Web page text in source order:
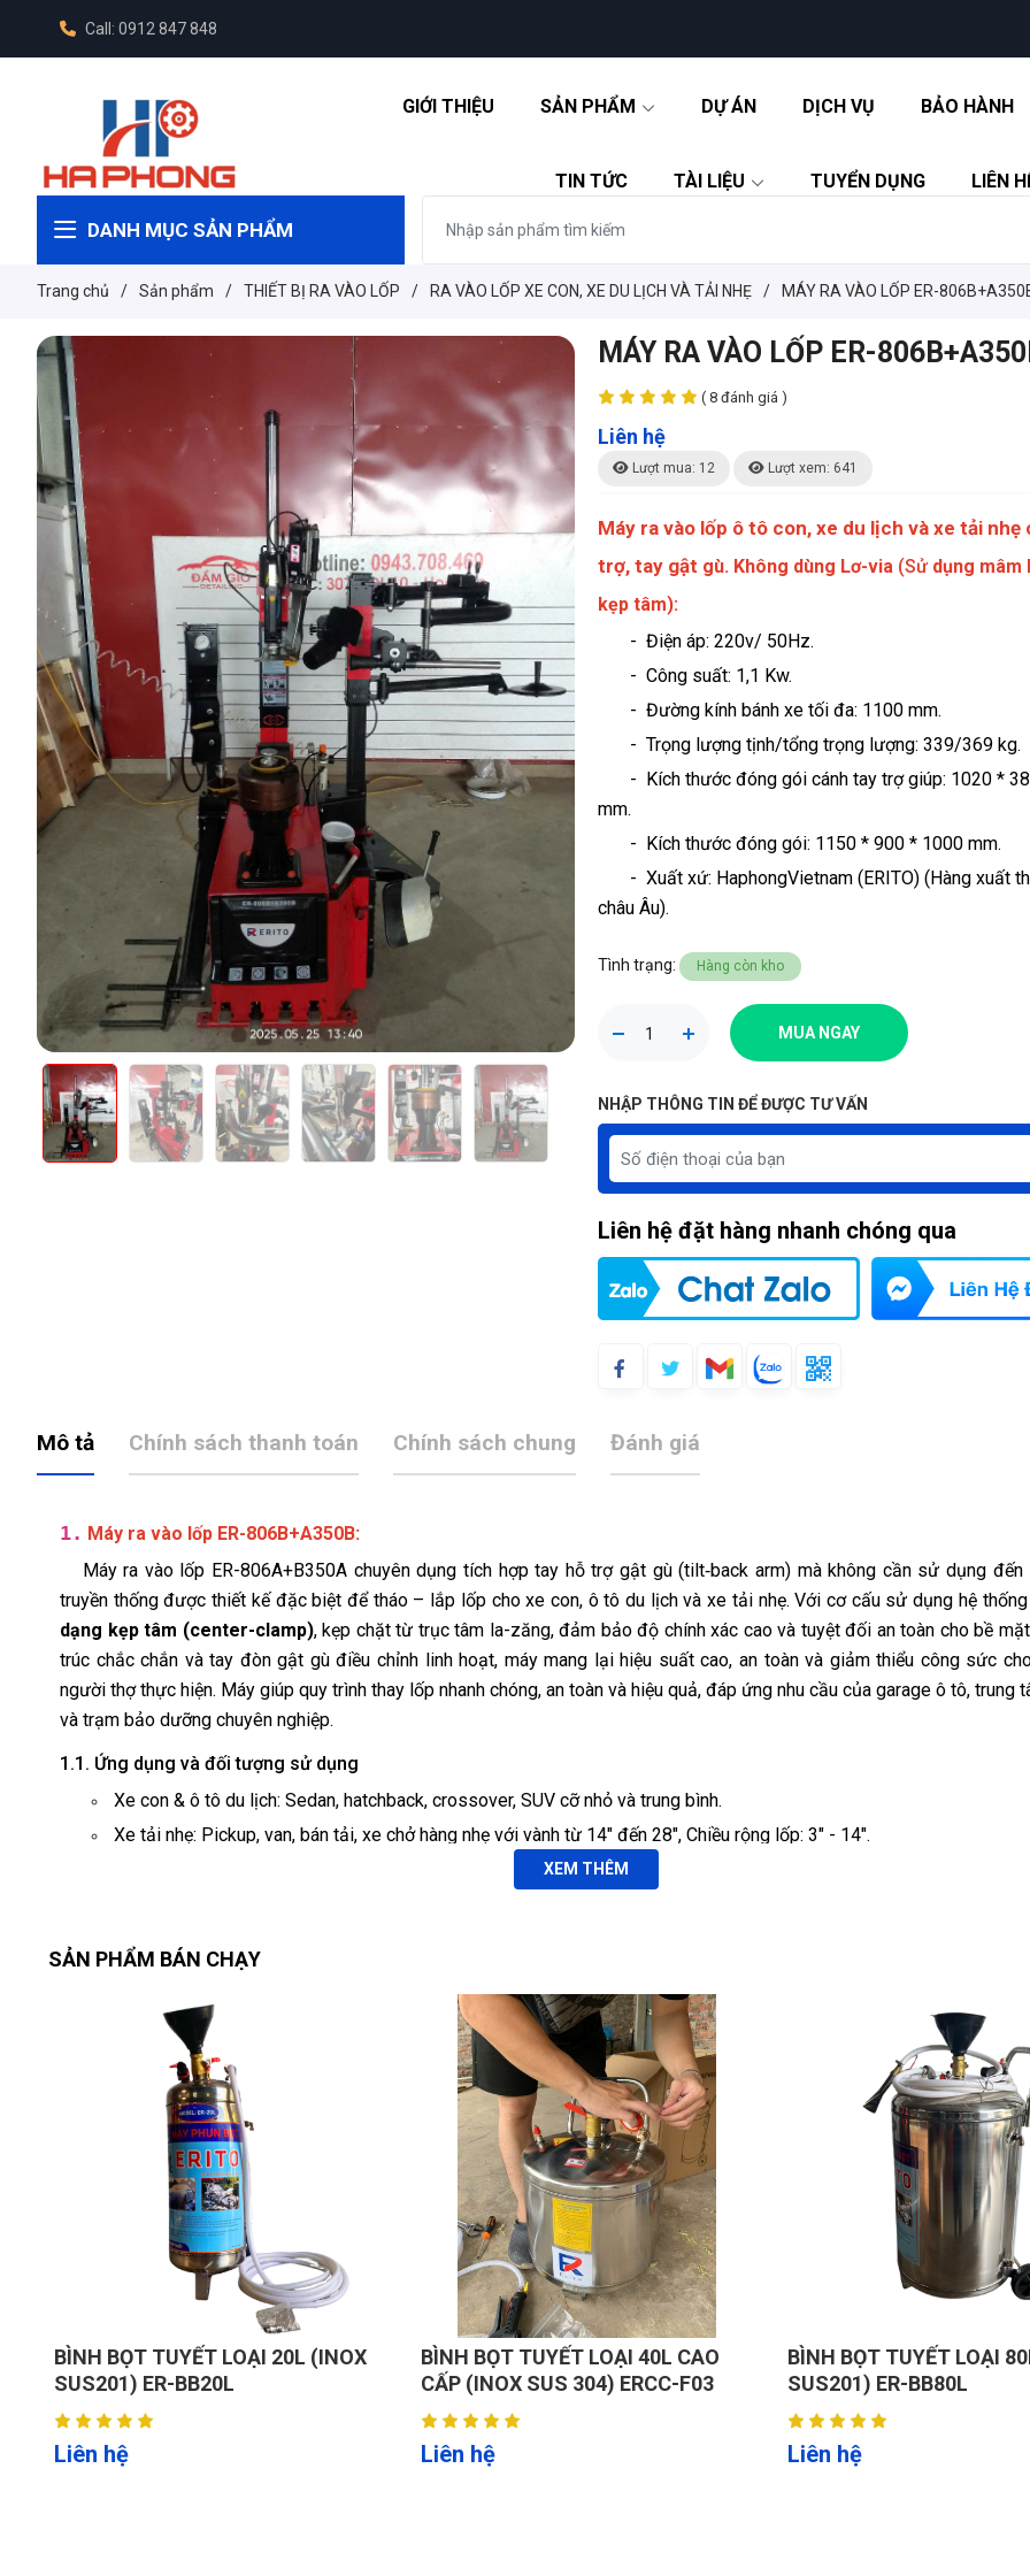
Call: 0912 847 848
GIỚI THIỆU SẢN PHẨM DỰ ÁN DỊCH VỤ BẢO HÀNH
TIN TỨC TÀI LIỆU TUYỂN DỤNG LIÊN
DANH MỤC SẢN PHẨM
Trang chủ / Sản phẩm / THIẾT BỊ RA VÀO LỐP / RA VÀO LỐP XE CON, XE DU LỊCH VÀ TẢI NHẸ / MÁY RA VÀO LỐP ER-
MÁY RA VÀO LỐP ER-
( 8 đánh giá )
Liên hệ
Lượt mua: 12 Lượt xem: 641
Máy ra vào lốp ô tô con, xe du lịch và xe tải nhẹ
trợ, tay gật gù. Không dùng Lơ-via(Sử dụng mâm
kẹp tâm):
- Điện áp: 220v/ 50Hz.
- Công suất: 1,1 Kw.
- Đường kính bánh xe tối đa: 1100 mm.
- Trọng lượng tịnh/tổng trọng lượng: 339/369 kg.
- Kích thước đóng gói cánh tay trợ giúp: 1020 *
mm.
- Kích thước đóng gói: 1150 * 900 * 1000 mm.
- Xuất xứ: HaphongVietnam (ERITO) (Hàng xuất
châu Âu).
Tình trạng: Hàng còn kho
MUA NGAY
NHẬP THÔNG TIN ĐỂ ĐƯỢC TƯ VẤN
Liên hệ đặt hàng nhanh chóng qua
Mô tả Chính sách thanh toán Chính sách chung Đánh giá
1. Máy ra vào lốp ER-806B+A350B:
Máy ra vào lốp ER-806A+B350A chuyên dụng tích hợp tay hỗ trợ gật gù (tilt‑back arm) mà không cần sử dụng đến
truyền thống được thiết kế đặc biệt để tháo – lắp lốp cho xe con, ô tô du lịch và xe tải nhẹ. Với cơ cấu sử dụng hệ thống
dạng kẹp tâm (center-clamp), kẹp chặt từ trục tâm la-zăng, đảm bảo độ chính xác cao và tuyệt đối an toàn cho bề mặt
trúc chắc chắn và tay đòn gật gù điều chỉnh linh hoạt, máy mang lại hiệu suất cao, an toàn và giảm thiểu công sức
người thợ thực hiện. Máy giúp quy trình thay lốp nhanh chóng, an toàn và hiệu quả, đáp ứng nhu cầu của garage ô tô, trung
và trạm bảo dưỡng chuyên nghiệp.
1.1. Ứng dụng và đối tượng sử dụng
Xe con & ô tô du lịch: Sedan, hatchback, crossover, SUV cỡ nhỏ và trung bình.
Xe tải nhẹ: Pickup, van, bán tải, xe chở hàng nhẹ với vành từ 14″ đến 28″, Chiều rộng lốp: 3" - 14".
Trung tâm chăm sóc & bảo dưỡng nhanh.
Đội lưu động (mobile service) cho xe du lịch, SUV, bán tải.
1.2. Điểm nhấn công nghệ
Không cần Lơ-via:
Giảm hoàn toàn thao tác cạy mép lốp bằng tay, tiết kiệm thời gian và công sức.
Loại bỏ rủi ro trầy xước vành khi sử dụng xà-cạy truyền thống.
Tay hỗ trợ (Bead Assist Arm):
Ép đều mép lốp sát vào trục, đặc biệt hiệu quả với lốp thể thao hoặc low-profile.
Điều chỉnh nhanh chóng theo nhiều góc độ, hỗ trợ tối đa cho thao tác lắp/xuất.
Tay gật gù (Swing Arm):
Cánh tay xoay gật gù linh hoạt, tối ưu góc móc tháo lốp với vành.
Giảm lực thủ công, giúp quá trình ra/vào lốp nhẹ nhàng, an toàn.
Mâm kẹp dạng kẹp tâm.
Kẹp chặt trực tiếp vào tâm vành (trục bánh), phù hợp với nhiều tiêu chuẩn mâm (14″–28″).
Không tiếp xúc mặt ngoài la-zăng, tuyệt đối không gây xước hay biến dạng kim loại.
XEM THÊM
SẢN PHẨM BÁN CHẠY
BÌNH BỌT TUYẾT LOẠI 20L (INOX
SUS201) ER-BB20L
Liên hệ
BÌNH BỌT TUYẾT LOẠI 40L CAO
CẤP (INOX SUS 304) ERCC-F03
Liên hệ
BÌNH BỌT TUYẾT LOẠI
SUS201) ER-BB80L
Liên hệ